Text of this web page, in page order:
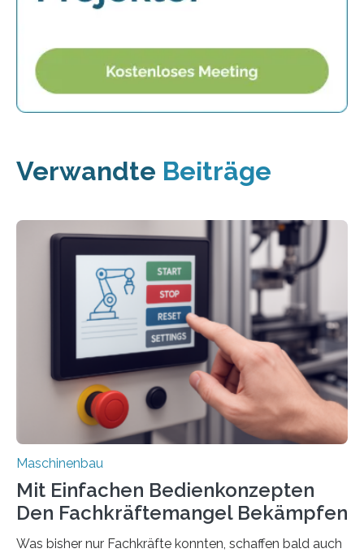
Verwandte Beiträge
Maschinenbau
Mit Einfachen Bedienkonzepten
Den Fachkräftemangel Bekämpfen
Was bisher nur Fachkräfte konnten, schaffen bald auch